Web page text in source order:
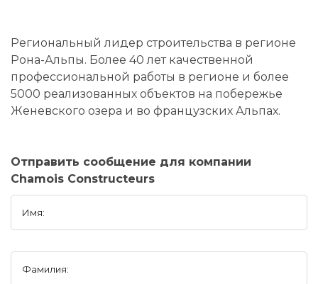
Региональный лидер строительства в регионе
Рона-Альпы. Более 40 лет качественной
профессиональной работы в регионе и более
5000 реализованных объектов на побережье
Женевского озера и во французских Альпах.
Отправить сообщение для компании
Chamois Constructeurs
Имя:
Фамилия: